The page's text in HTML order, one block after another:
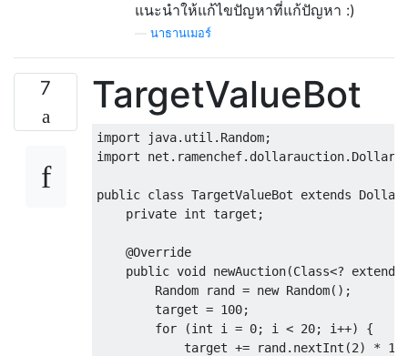
แนะนำให้แก้ไขปัญหาที่แก้ปัญหา :)
นาธานเมอร์
7 TargetValueBot
import java. util . Random;
import net . ramenchef. dollarauction.
public class TargetValueBot extends
private int target ;
@Override
public void newAuction(Class<?
extends
Random rand = new Random();
        target
= 100;
for
(int i = 0; i < 20; i++)
{
            target
+= rand . nextInt (2) *
10